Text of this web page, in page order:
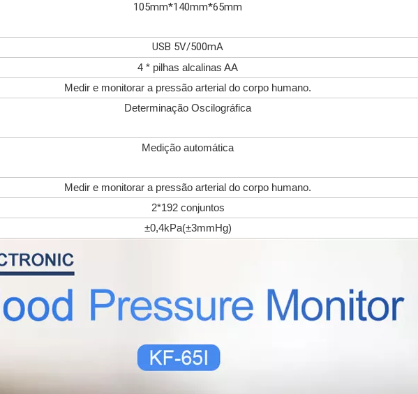
105mm*140mm*65mm
USB 5V/500mA
4 * pilhas alcalinas AA
Medir e monitorar a pressão arterial do corpo humano.
Determinação Oscilográfica
Medição automática
Medir e monitorar a pressão arterial do corpo humano.
2*192 conjuntos
±0,4kPa(±3mmHg)